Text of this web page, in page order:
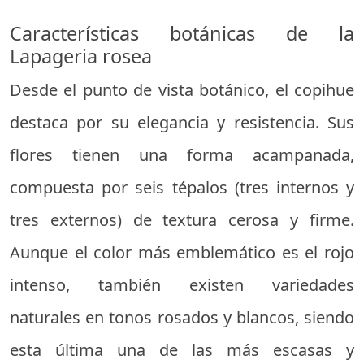
Características botánicas de la
Lapageria rosea
Desde el punto de vista botánico, el copihue
destaca por su elegancia y resistencia. Sus
flores tienen una forma acampanada,
compuesta por seis tépalos (tres internos y
tres externos) de textura cerosa y firme.
Aunque el color más emblemático es el rojo
intenso, también existen variedades
naturales en tonos rosados y blancos, siendo
esta última una de las más escasas y